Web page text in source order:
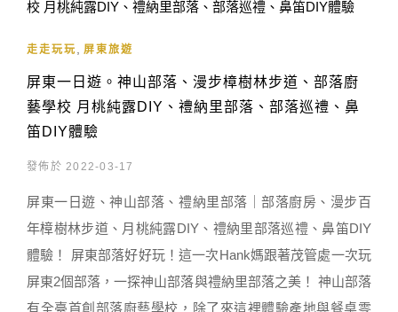
走走玩玩 屏東旅遊
屏東一日遊。神山部落、漫步樟樹林步道、部落廚
藝學校 月桃純露DIY、禮納里部落、部落巡禮、鼻
笛DIY體驗
發佈於 2022-03-17
屏東一日遊、神山部落、禮納里部落｜部落廚房、漫步百
年樟樹林步道、月桃純露DIY、禮納里部落巡禮、鼻笛DIY
體驗！ 屏東部落好好玩！這一次Hank媽跟著茂管處一次玩
屏東2個部落，一探神山部落與禮納里部落之美！ 神山部落
有全臺首創部落廚藝學校，除了來這裡體驗產地與餐桌零